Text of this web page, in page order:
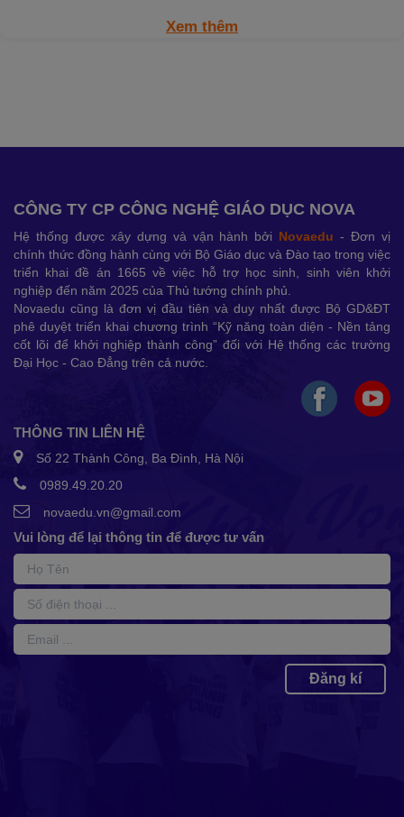
Xem thêm
CÔNG TY CP CÔNG NGHỆ GIÁO DỤC NOVA
Hệ thống được xây dựng và vận hành bởi Novaedu - Đơn vị
chính thức đồng hành cùng với Bộ Giáo dục và Đào tạo trong việc
triển khai đề án 1665 về việc hỗ trợ học sinh, sinh viên khởi
nghiệp đến năm 2025 của Thủ tướng chính phủ.
Novaedu cũng là đơn vị đầu tiên và duy nhất được Bộ GD&ĐT
phê duyệt triển khai chương trình “Kỹ năng toàn diện - Nền tảng
cốt lõi để khởi nghiệp thành công” đối với Hệ thống các trường
Đại Học - Cao Đẳng trên cả nước.
THÔNG TIN LIÊN HỆ
Số 22 Thành Công, Ba Đình, Hà Nội
0989.49.20.20
novaedu.vn@gmail.com
Vui lòng để lại thông tin để được tư vấn
Đăng kí